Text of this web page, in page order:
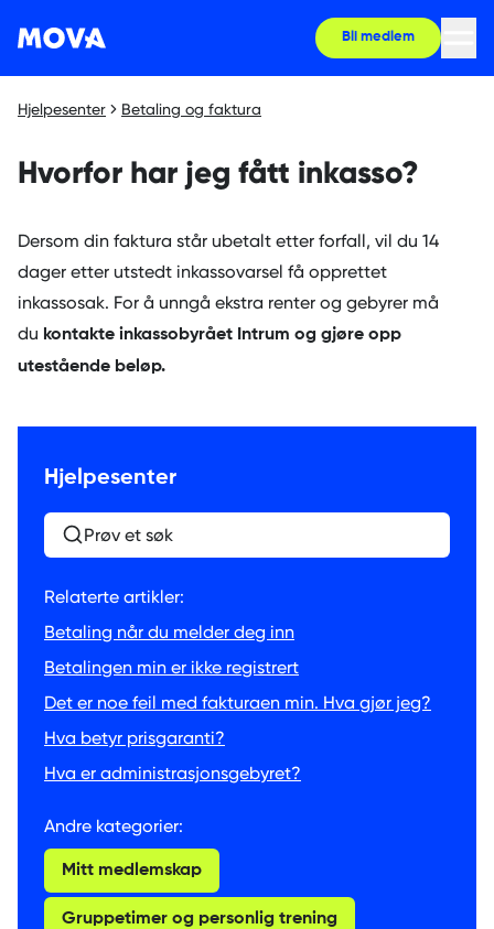
Bli medlem
Hjelpesenter Betaling og faktura
Hvorfor har jeg fått inkasso?
Dersom din faktura står ubetalt etter forfall, vil du 14
dager etter utstedt inkassovarsel få opprettet
inkassosak. For å unngå ekstra renter og gebyrer må
du kontakte inkassobyrået Intrum og gjøre opp
utestående beløp.
Hjelpesenter
Prøv et søk
Relaterte artikler:
Betaling når du melder deg inn
Betalingen min er ikke registrert
Det er noe feil med fakturaen min. Hva gjør jeg?
Hva betyr prisgaranti?
Hva er administrasjonsgebyret?
Andre kategorier:
Mitt medlemskap
Gruppetimer og personlig trening